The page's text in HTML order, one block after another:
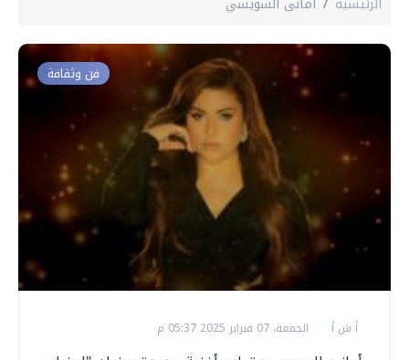
فن وثقافة
أ ش أ الجمعة، 07 فبراير 2025 05:37 م